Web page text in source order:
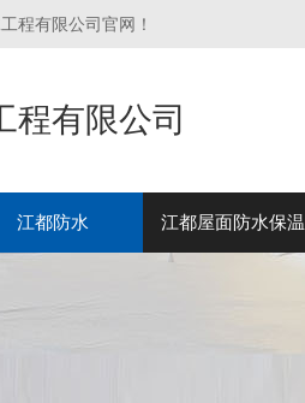
程有限公司官网！
程有限公司
江都防水 江都屋面防水保温